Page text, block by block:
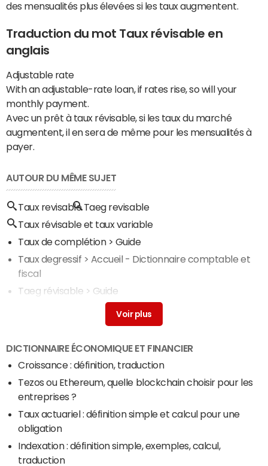
des mensualités plus élevées si les taux augmentent.
Traduction du mot Taux révisable en
anglais
Adjustable rate
With an adjustable-rate loan, if rates rise, so will your
monthly payment.
Avec un prêt à taux révisable, si les taux du marché
augmentent, il en sera de même pour les mensualités à
payer.
AUTOUR DU MÊME SUJET
Taux revisable Taeg revisable
Taux révisable et taux variable
Taux de complétion> Guide
Taux degressif > Accueil - Dictionnaire comptable et
fiscal
Taeg révisable > Guide
> Guide
Taux de conversion definition> Guide
DICTIONNAIRE ÉCONOMIQUE ET FINANCIER
Croissance : définition, traduction
Tezos ou Ethereum, quelle blockchain choisir pour les
entreprises ?
Taux actuariel : définition simple et calcul pour une
obligation
Indexation : définition simple, exemples, calcul,
traduction